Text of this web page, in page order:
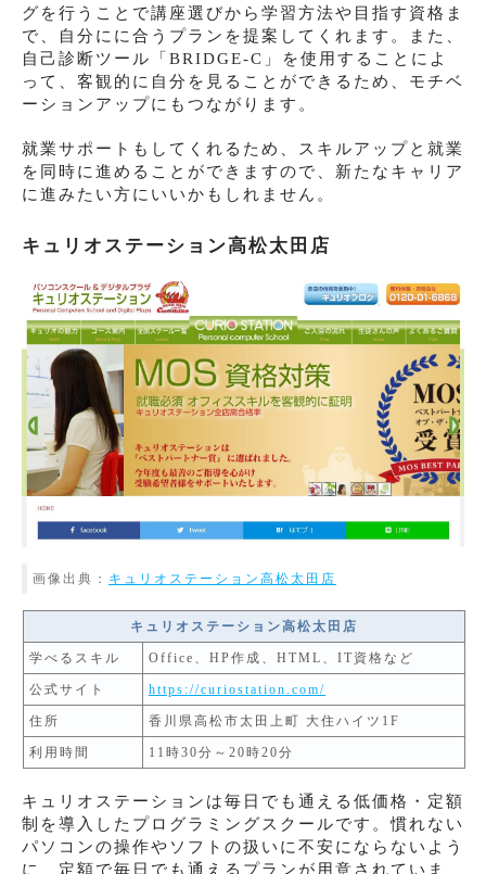
グを行うことで講座選びから学習方法や目指す資格ま
で、自分にに合うプランを提案してくれます。また、
自己診断ツール「BRIDGE-C」を使用することによ
って、客観的に自分を見ることができるため、モチベ
ーションアップにもつながります。
就業サポートもしてくれるため、スキルアップと就業
を同時に進めることができますので、新たなキャリア
に進みたい方にいいかもしれません。
キュリオステーション高松太田店
画像出典： キュリオステーション高松太田店
キュリオステーション高松太田店
学べるスキル Office、HP作成、HTML、IT資格など
公式サイト https://curiostation.com/
住所 香川県高松市太田上町 大住ハイツ1F
利用時間 11時30分～20時20分
キュリオステーションは毎日でも通える低価格・定額
制を導入したプログラミングスクールです。慣れない
パソコンの操作やソフトの扱いに不安にならないよう
に、定額で毎日でも通えるプランが用意されていま